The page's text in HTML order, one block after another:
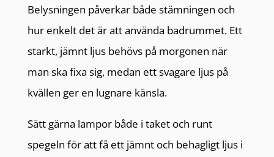
Belysningen påverkar både stämningen och
hur enkelt det är att använda badrummet. Ett
starkt, jämnt ljus behövs på morgonen när
man ska fixa sig, medan ett svagare ljus på
kvällen ger en lugnare känsla.
Sätt gärna lampor både i taket och runt
spegeln för att få ett jämnt och behagligt ljus i